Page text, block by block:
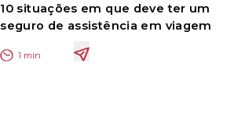
10 situações em que deve ter um
seguro de assistência em viagem
1 min